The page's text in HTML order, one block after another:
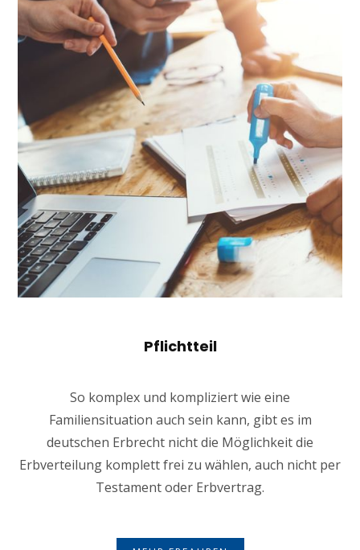
Pflichtteil
So komplex und kompliziert wie eine
Familiensituation auch sein kann, gibt es im
deutschen Erbrecht nicht die Möglichkeit die
Erbverteilung komplett frei zu wählen, auch nicht per
Testament oder Erbvertrag.